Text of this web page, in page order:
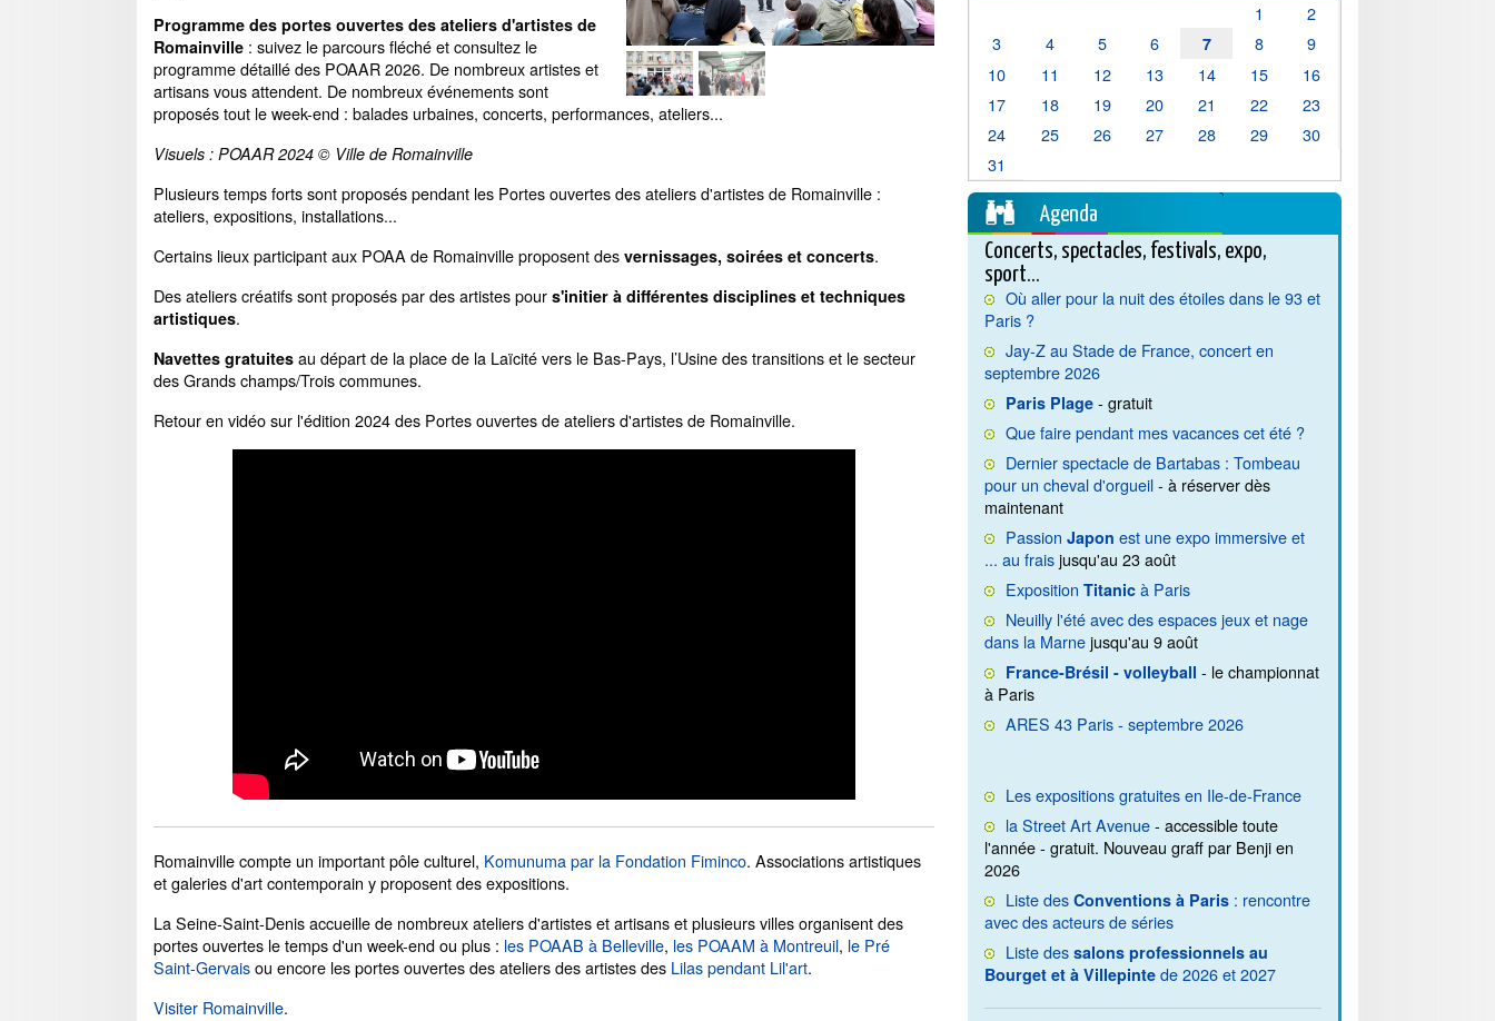
Programme des portes ouvertes des ateliers d'artistes de
Romainville : suivez le parcours fléché et consultez le
programme détaillé des POAAR 2026. De nombreux artistes et
artisans vous attendent. De nombreux événements sont
proposés tout le week-end : balades urbaines, concerts, performances, ateliers...
Visuels : POAAR 2024 © Ville de Romainville
Plusieurs temps forts sont proposés pendant les Portes ouvertes des ateliers d'artistes de Romainville :
ateliers, expositions, installations...
Certains lieux participant aux POAA de Romainville proposent des vernissages, soirées et concerts.
Des ateliers créatifs sont proposés par des artistes pour s'initier à différentes disciplines et techniques
artistiques.
Navettes gratuites au départ de la place de la Laïcité vers le Bas-Pays, l’Usine des transitions et le secteur
des Grands champs/Trois communes.
Retour en vidéo sur l'édition 2024 des Portes ouvertes de ateliers d'artistes de Romainville.
Romainville compte un important pôle culturel, Komunuma par la Fondation Fiminco. Associations artistiques
et galeries d'art contemporain y proposent des expositions.
La Seine-Saint-Denis accueille de nombreux ateliers d'artistes et artisans et plusieurs villes organisent des
portes ouvertes le temps d'un week-end ou plus : les POAAB à Belleville, les POAAM à Montreuil, le Pré
Saint-Gervaisou encore les portes ouvertes des ateliers des artistes des Lilas pendant Lil'art.
Visiter Romainville.
1
2
3
4 5 6 7 8
9
10
11 12 13 14 15
16
17
18 19 20 21 22
23
24
25 26 27 28 29
30
31
Agenda
Concerts, spectacles, festivals, expo,
sport...
Où aller pour la nuit des étoiles dans le 93 et
Paris ?
Jay-Z au Stade de France, concert en
septembre 2026
Paris Plage - gratuit
Que faire pendant mes vacances cet été ?
Dernier spectacle de Bartabas : Tombeau
pour un cheval d'orgueil- à réserver dès
maintenant
PassionJapon est une expo immersive et
... au fraisjusqu'au 23 août
ExpositionTitanic à Paris
Neuilly l'été avec des espaces jeux et nage
dans la Marnejusqu'au 9 août
France-Brésil - volleyball - le championnat
à Paris
ARES 43 Paris - septembre 2026
Les expositions gratuites en Ile-de-France
la Street Art Avenue- accessible toute
l'année - gratuit. Nouveau graff par Benji en
2026
Liste desConventions à Paris : rencontre
avec des acteurs de séries
Liste dessalons professionnels au
Bourget et à Villepinte de 2026 et 2027